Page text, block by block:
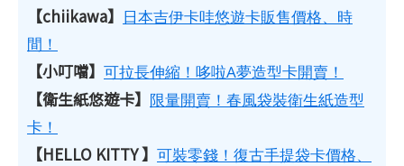
【chiikawa】 日本吉伊卡哇悠遊卡販售價格、時
間！
【小叮噹】 可拉長伸縮！哆啦A夢造型卡開賣！
【衛生紙悠遊卡】 限量開賣！春風袋裝衛生紙造型
卡！
【HELLO KITTY 】 可裝零錢！復古手提袋卡價格、